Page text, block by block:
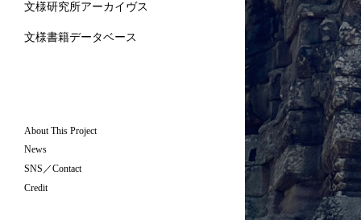
文様研究所アーカイヴス
文様書籍データベース
About This Project
News
SNS／Contact
Credit